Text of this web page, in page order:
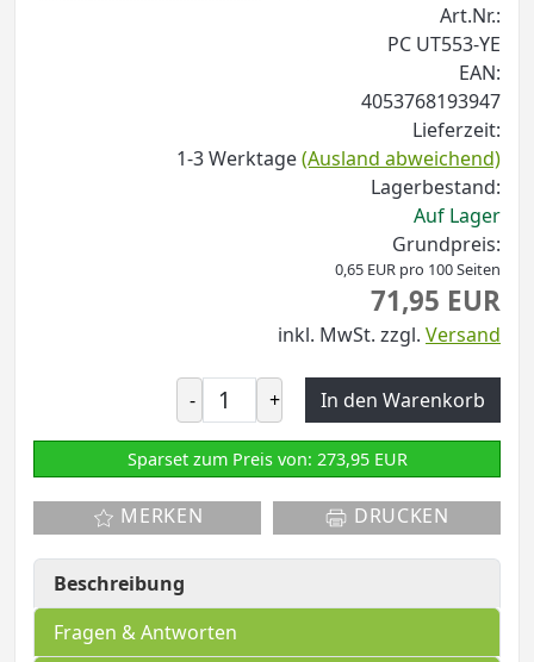
Art.Nr.:
PC UT553-YE
EAN:
4053768193947
Lieferzeit:
1-3 Werktage(Ausland abweichend)
Lagerbestand:
Auf Lager
Grundpreis:
0,65 EUR pro 100 Seiten
71,95 EUR
inkl. MwSt. zzgl. Versand
- + In den Warenkorb
Sparset zum Preis von: 273,95 EUR
MERKEN DRUCKEN
Beschreibung
Fragen & Antworten